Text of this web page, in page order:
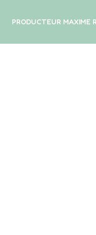
PRODUCTEUR MAXIME